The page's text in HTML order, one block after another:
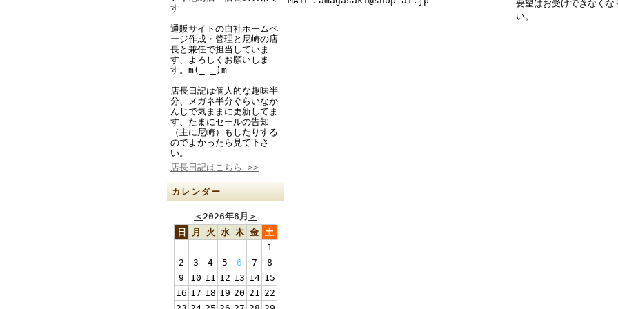
す
通販サイトの自社ホームペ
ージ作成・管理と尼崎の店
長と兼任で担当していま
す、よろしくお願いしま
す。m(_ _)m
店長日記は個人的な趣味半
分、メガネ半分ぐらいなか
んじで気ままに更新してま
す、たまにセールの告知
（主に尼崎）もしたりする
のでよかったら見て下さ
い。
店長日記はこちら >>
カレンダー
＜2026年8月 ＞
日
月 火 水 木 金 土
1
2
3 4 5 6 7
8
9
10 11 12 13 14 15
16 17 18 19 20 21 22
要望はお受けできなくな
い。